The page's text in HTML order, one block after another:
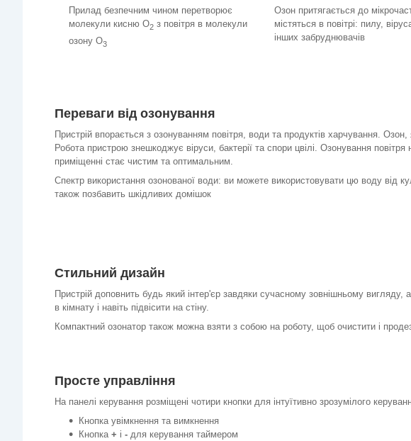
Прилад безпечним чином перетворює
молекули кисню О2 з повітря в молекули
озону О3
Озон притягається до
містяться в повітрі: пилу,
інших забруднювачів
Переваги від озонування
Пристрій впорається з озонуванням повітря, води та продуктів харчування.
Робота пристрою знешкоджує віруси, бактерії та спори цвілі. Озонування
приміщенні стає чистим та оптимальним.
Спектр використання озонованої води: ви можете використовувати цю воду від
також позбавить шкідливих домішок
Стильний дизайн
Пристрій доповнить будь який інтер'єр завдяки сучасному зовнішньому
в кімнату і навіть підвісити на стіну.
Компактний озонатор також можна взяти з собою на роботу, щоб очистити і
Просте управління
На панелі керування розміщені чотири кнопки для інтуїтивно зрозумілого
Кнопка увімкнення та вимкнення
Кнопка + і - для керування таймером